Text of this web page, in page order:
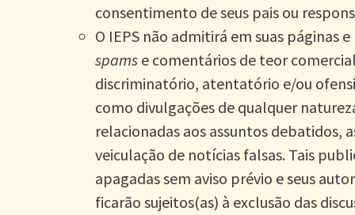
consentimento de seus pais ou
O IEPS não admitirá em suas páginas e
spams e comentários de teor
discriminatório, atentatório e/ou
como divulgações de qualquer
relacionadas aos assuntos debatidos,
veiculação de notícias falsas. Tais
apagadas sem aviso prévio e seus
ficarão sujeitos(as) à exclusão das